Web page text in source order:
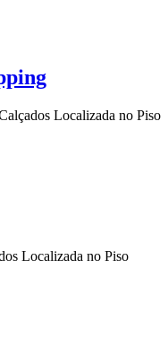
Localizada no Piso
Localizada no Piso